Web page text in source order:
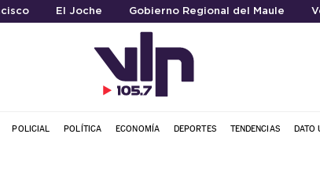
El Joche Gobierno Regional del Maule
POLICIAL POLÍTICA ECONOMÍA DEPORTES TENDENCIAS DATO